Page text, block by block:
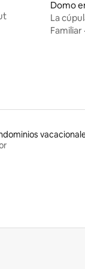
Domo
La
Familiar ·